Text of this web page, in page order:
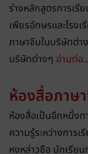
ร่างหลักสูตรการเรี
เพียรอักษรและโรง
ภาษาจีนในบริษัทต่า
บริษัทต่างๆ อ่านต่อ..
ห้องสื่อภาษ
ห้องสื่อเป็นอีกหนึ่ง
ความรู้ระหว่างการ
หงหล่าวซือ นักเรีย